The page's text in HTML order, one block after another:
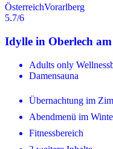
ÖsterreichVorarlberg
5.7/6
Idylle in Oberlech
Adults only
Damensauna
Übernachtung im
Abendmenü im
Fitnessbereich